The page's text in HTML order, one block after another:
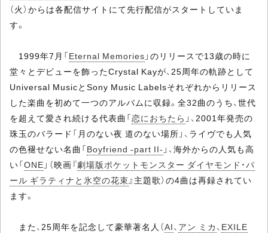
（火）からは各配信サイトにて先行配信がスタートしていま
す。
1999年7月「Eternal Memories 」のリリースで13歳の時に
堂々とデビューを飾ったCrystal Kayが、25周年の軌跡として
Universal MusicとSony Music Labelsそれぞれからリリース
した楽曲を初めて一つのアルバムに収録。全32曲のうち、世代
を超えて愛され続ける代表曲「恋におちたら 」、2001年発売の
珠玉のバラード「月のない夜 道のない場所」、ライヴでも人気
の色褪せない名曲「Boyfriend -part II- 」、海外からの人気も高
い「ONE 」（映画『劇場版ポケットモンスター ダイヤモンド・パ
ール ギラティナと氷空の花束』主題歌）の4曲は再録されてい
ます。
また、25周年を記念して豪華著名人（AI、 アン ミカ 、 EXILE